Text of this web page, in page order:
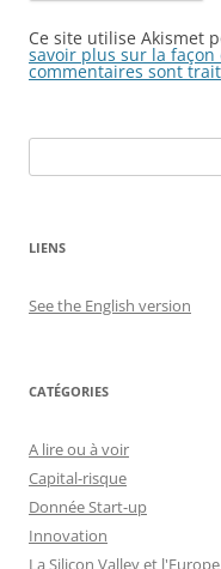
Ce site utilise Akismet
savoir plus sur la façon
commentaires sont
LIENS
See the English version
CATÉGORIES
A lire ou à voir
Capital-risque
Donnée Start-up
Innovation
La Silicon Valley et l'Europe